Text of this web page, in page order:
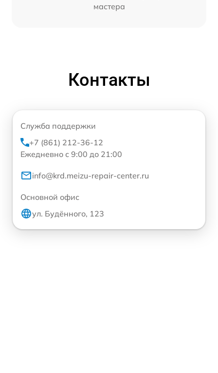
мастера
Контакты
Служба поддержки
+7 (861) 212-36-12
Ежедневно с 9:00 до 21:00
info@krd.meizu-repair-center.ru
Основной офис
ул. Будённого, 123